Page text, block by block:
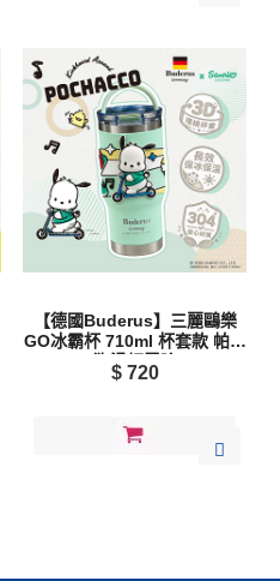
【德國Buderus】三麗鷗樂
GO冰霸杯 710ml 杯套款 帕洽
狗滑板冒險
$ 720